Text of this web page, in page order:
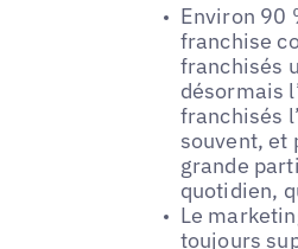
Environ 90
franchise
franchisés
désormais
franchisés
souvent, et
grande
quotidien,
Le
toujours